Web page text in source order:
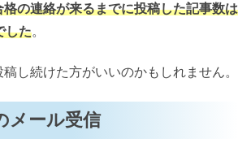
格の連絡が来るまでに投稿した記事数は
した。
し続けた方がいいのかもしれません。
メール受信